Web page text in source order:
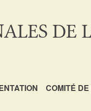
DE
COMITÉ